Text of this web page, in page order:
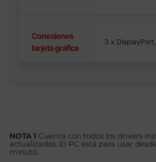
Conexiones
tarjeta gráfica
3 x
NOTA 1 Cuenta con todos los drivers
actualizados. El PC está para usar
minuto.